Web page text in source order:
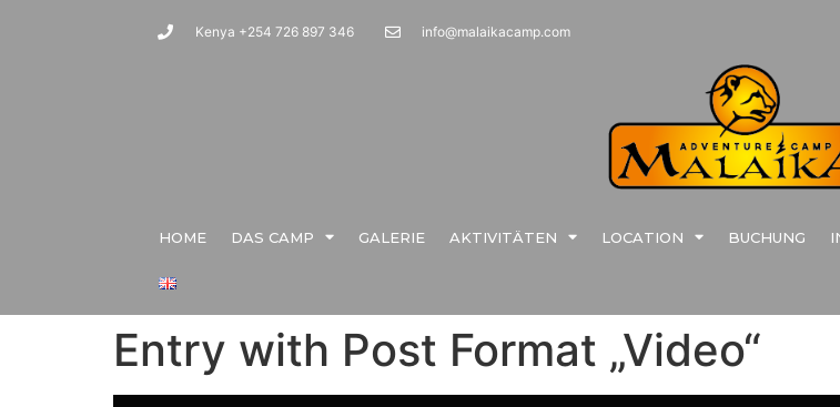
Kenya +254 726 897 346 info@malaikacamp.com
HOME DAS CAMP GALERIE AKTIVITÄTEN LOCATION BUCHUNG
Entry with Post Format „Video“